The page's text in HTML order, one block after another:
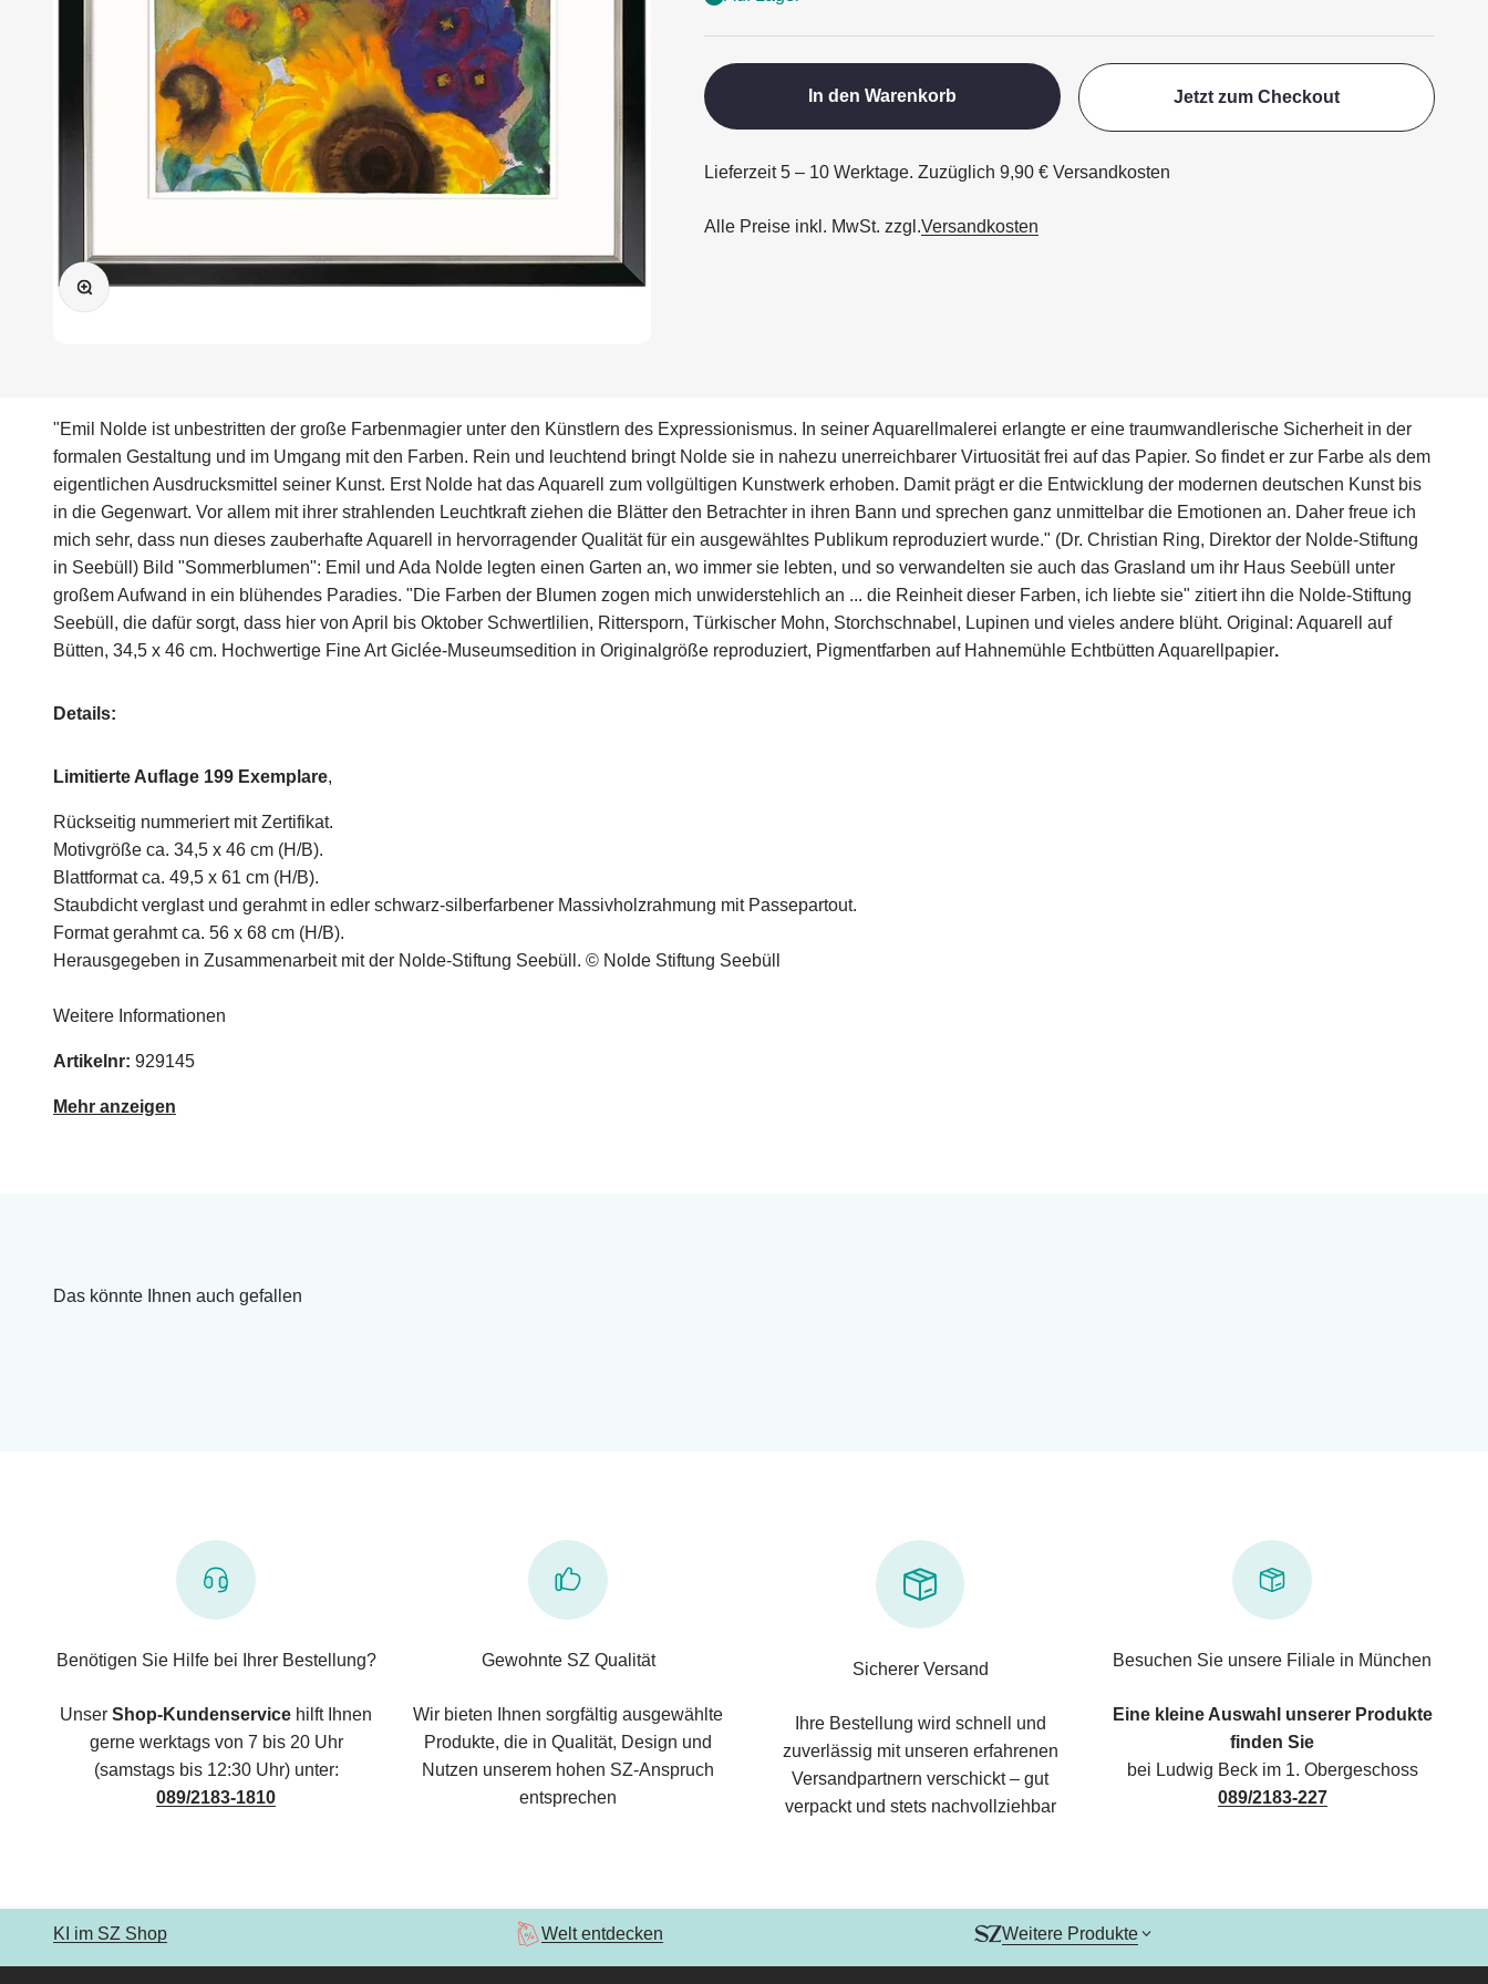
Bild vergrößern
In den Warenkorb Jetzt zum Checkout
Lieferzeit 5 – 10 Werktage. Zuzüglich 9,90 € Versandkosten
Alle Preise inkl. MwSt. zzgl.Versandkosten
"Emil Nolde ist unbestritten der große Farbenmagier unter den Künstlern des Expressionismus. In seiner Aquarellmalerei erlangte er eine traumwandlerische Sicherheit in der
formalen Gestaltung und im Umgang mit den Farben. Rein und leuchtend bringt Nolde sie in nahezu unerreichbarer Virtuosität frei auf das Papier. So findet er zur Farbe als dem
eigentlichen Ausdrucksmittel seiner Kunst. Erst Nolde hat das Aquarell zum vollgültigen Kunstwerk erhoben. Damit prägt er die Entwicklung der modernen deutschen Kunst bis
in die Gegenwart. Vor allem mit ihrer strahlenden Leuchtkraft ziehen die Blätter den Betrachter in ihren Bann und sprechen ganz unmittelbar die Emotionen an. Daher freue ich
mich sehr, dass nun dieses zauberhafte Aquarell in hervorragender Qualität für ein ausgewähltes Publikum reproduziert wurde." (Dr. Christian Ring, Direktor der Nolde-Stiftung
in Seebüll) Bild "Sommerblumen": Emil und Ada Nolde legten einen Garten an, wo immer sie lebten, und so verwandelten sie auch das Grasland um ihr Haus Seebüll unter
großem Aufwand in ein blühendes Paradies. "Die Farben der Blumen zogen mich unwiderstehlich an ... die Reinheit dieser Farben, ich liebte sie" zitiert ihn die Nolde-Stiftung
Seebüll, die dafür sorgt, dass hier von April bis Oktober Schwertlilien, Rittersporn, Türkischer Mohn, Storchschnabel, Lupinen und vieles andere blüht. Original: Aquarell auf
Bütten, 34,5 x 46 cm. Hochwertige Fine Art Giclée-Museumsedition in Originalgröße reproduziert, Pigmentfarben auf Hahnemühle Echtbütten Aquarellpapier.
Details:
Limitierte Auflage 199 Exemplare,
Rückseitig nummeriert mit Zertifikat.
Motivgröße ca. 34,5 x 46 cm (H/B).
Blattformat ca. 49,5 x 61 cm (H/B).
Staubdicht verglast und gerahmt in edler schwarz-silberfarbener Massivholzrahmung mit Passepartout.
Format gerahmt ca. 56 x 68 cm (H/B).
Herausgegeben in Zusammenarbeit mit der Nolde-Stiftung Seebüll. © Nolde Stiftung Seebüll
Weitere Informationen
Artikelnr: 929145
Mehr anzeigen
Das könnte Ihnen auch gefallen
Benötigen Sie Hilfe bei Ihrer Bestellung?
Unser Shop-Kundenservice hilft Ihnen
gerne werktags von 7 bis 20 Uhr
(samstags bis 12:30 Uhr) unter:
089/2183-1810
Gewohnte SZ Qualität
Wir bieten Ihnen sorgfältig ausgewählte
Produkte, die in Qualität, Design und
Nutzen unserem hohen SZ-Anspruch
entsprechen
Sicherer Versand
Ihre Bestellung wird schnell und
zuverlässig mit unseren erfahrenen
Versandpartnern verschickt – gut
verpackt und stets nachvollziehbar
Besuchen Sie unsere Filiale in München
Eine kleine Auswahl unserer Produkte
finden Sie
bei Ludwig Beck im 1. Obergeschoss
089/2183-227
KI im SZ Shop Welt entdecken Weitere Produkte